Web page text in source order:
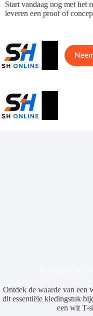
Ga
naar
Start vandaag nog met het
leveren een proof of
Ontdek de waarde van een
dit essentiële kledingstuk
een wit T-